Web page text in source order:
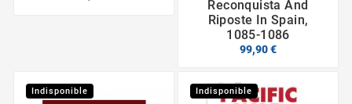
Reconquista And
Riposte In Spain,
1085-1086
99,90 €
Indisponible Indisponible